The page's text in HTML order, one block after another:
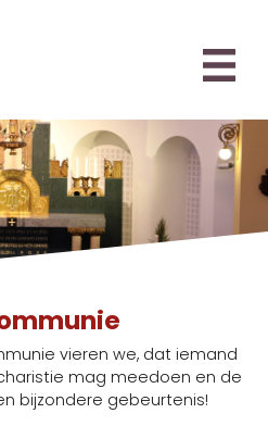
en Visie
Team
Communie
Vormsel
verzoening
Huwelijk
agenda
vieren we, dat iemand
mag meedoen en de
bijzondere gebeurtenis!